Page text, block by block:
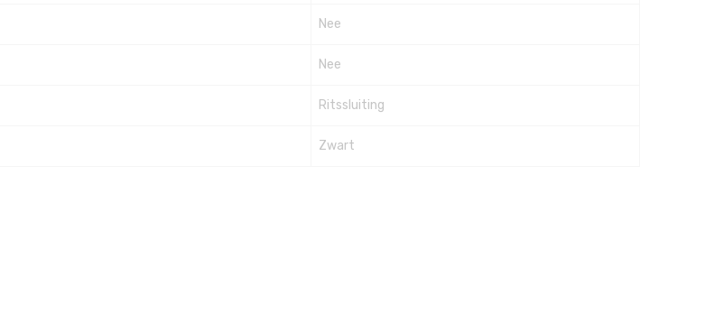
Nee
Nee
Ritssluiting
Zwart